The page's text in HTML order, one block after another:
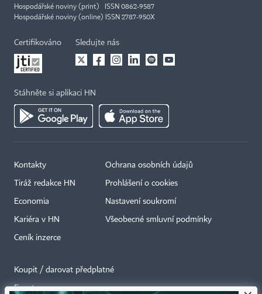
Hospodářské noviny (print) ISSN 0862-9587
Hospodářské noviny (online) ISSN 2787-950X
Certifikováno Sledujte nás
Stáhněte si aplikaci HN
Kontakty
Tiráž redakce HN
Economia
Kariéra v HN
Ceník inzerce
Ochrana osobních údajů
Prohlášení o cookies
Nastavení soukromí
Všeobecné smluvní podmínky
Koupit / darovat předplatné
Eventy